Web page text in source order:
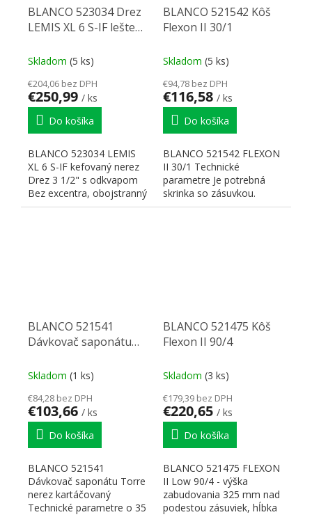
BLANCO 523034 Drez
LEMIS XL 6 S-IF leštená
Skladom (5 ks)
€204,06 bez DPH
€250,99 / ks
Do košíka
BLANCO 523034 LEMIS
XL 6 S-IF kefovaný nerez
Drez 3 1/2" s odkvapom
Bez excentra, obojstranný
Drez vstavaný /do...
BLANCO 521542 Kôš
Flexon II 30/1
Skladom (5 ks)
€94,78 bez DPH
€116,58 / ks
Do košíka
BLANCO 521542 FLEXON
II 30/1 Technické
parametre Je potrebná
skrinka so zásuvkou.
BLANCO 521541
Dávkovač saponátu
Skladom (1 ks)
€84,28 bez DPH
€103,66 / ks
Do košíka
BLANCO 521541
Dávkovač saponátu Torre
nerez kartáčovaný
Technické parametre o 35
BLANCO 521475 Kôš
Flexon II 90/4
Skladom (3 ks)
€179,39 bez DPH
€220,65 / ks
Do košíka
BLANCO 521475 FLEXON
II Low 90/4 - výška
zabudovania 325 mm nad
podestou zásuviek, hĺbka